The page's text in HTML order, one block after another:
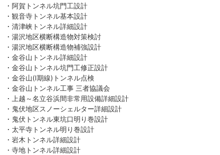
・阿賀トンネル坑門工設計
・観音寺トンネル基本設計
・清津峡トンネル詳細設計
・湯沢地区横断構造物対策検討
・湯沢地区横断構造物補強設計
・金谷山トンネル詳細設計
・金谷山トンネル坑門工修正設計
・金谷山(Ⅰ期線)トンネル点検
・金谷山トンネル工事 三者協議会
・上越～名立谷浜間非常用設備詳細設計
・鬼伏地区スノーシェルター詳細設計
・鬼伏トンネル東坑口明り巻設計
・太平寺トンネル明り巻設計
・岩木トンネル詳細設計
・寺地トンネル詳細設計